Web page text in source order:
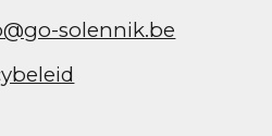
solennik.be